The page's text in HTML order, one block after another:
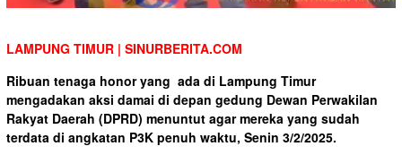
LAMPUNG TIMUR | SINURBERITA.COM
Ribuan tenaga honor yang ada di Lampung Timur
mengadakan aksi damai di depan gedung Dewan Perwakilan
Rakyat Daerah (DPRD) menuntut agar mereka yang sudah
terdata di angkatan P3K penuh waktu, Senin 3/2/2025.